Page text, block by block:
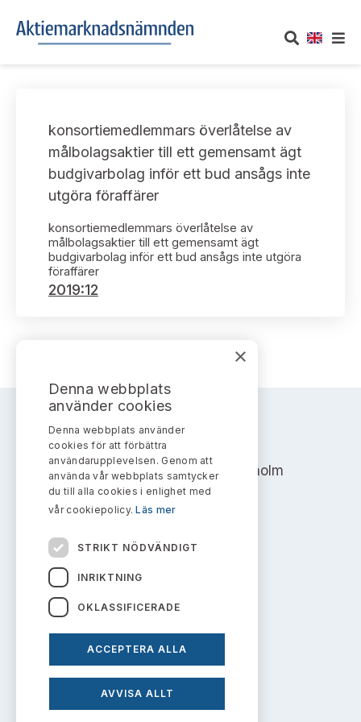
Om oss
Vårt uppdrag
Arbetssätt och jävsfrågor
Stadgar
Ledamöter
Verksamhetsberättelser
Publikationer och anföranden
UTTALANDEN
Om nämndens uttalanden
Framställningar och konsultation
Uttalanden sorterade efter publiceringsdatum
Sök uttalanden
Avgifter
Prenumerera
TAKEOVER-REGLER
Takeover-regler för reglerade marknader och vissa
handelsplattformar
AKTUELLT
Nyheter och pressmeddelanden
KONTAKT
konsortiemedlemmars överlåtelse av
målbolagsaktier till ett gemensamt ägt
budgivarbolag inför ett bud ansågs inte
utgöra föraffärer
konsortiemedlemmars överlåtelse av
målbolagsaktier till ett gemensamt ägt
budgivarbolag inför ett bud ansågs inte utgöra
föraffärer
2019:12
AKTIEMARKNADSNÄMNDEN
Address: Box 7354, 103 90 Stockholm
info@aktiemarknadsnamnden.se
Om innehållet
Om webbplatsen
×
Denna webbplats
använder cookies
Denna webbplats använder
cookies för att förbättra
användarupplevelsen. Genom att
använda vår webbplats samtycker
du till alla cookies i enlighet med
vår cookiepolicy.Läs mer
STRIKT NÖDVÄNDIGT
INRIKTNING
OKLASSIFICERADE
ACCEPTERA ALLA
AVVISA ALLT